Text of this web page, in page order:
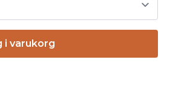
i varukorg